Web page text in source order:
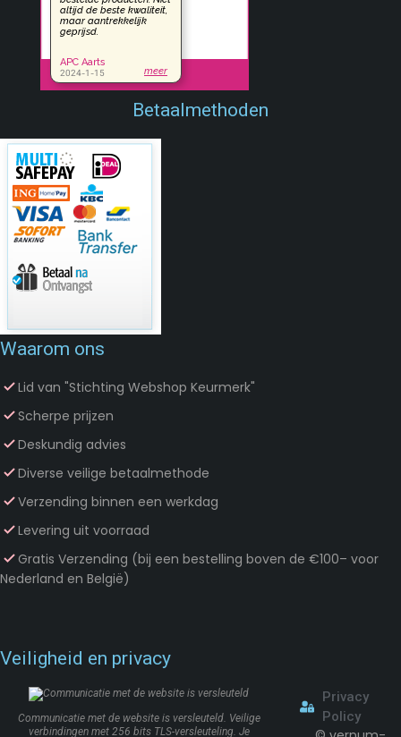
Betaalmethoden
Waarom ons
Lid van "Stichting Webshop Keurmerk"
Scherpe prijzen
Deskundig advies
Diverse veilige betaalmethode
Verzending binnen een werkdag
Levering uit voorraad
Gratis Verzending (bij een bestelling boven de €100– voor
Nederland en België)
Veiligheid en privacy
Communicatie met de website is versleuteld. Veilige
verbindingen met 256 bits TLS-versleuteling. Je
Privacy
Policy